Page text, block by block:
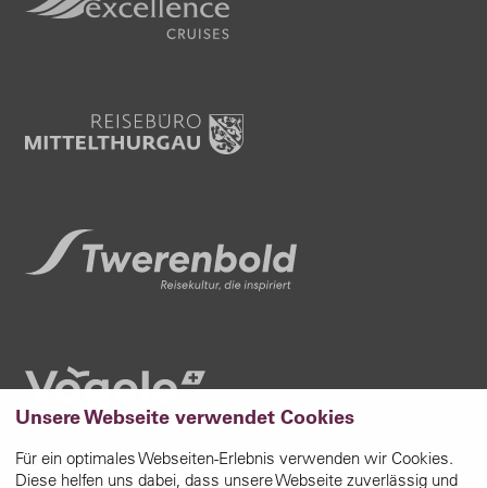
Unsere Webseite verwendet Cookies
Für ein optimales Webseiten-Erlebnis verwenden wir Cookies.
Diese helfen uns dabei, dass unsere Webseite zuverlässig und